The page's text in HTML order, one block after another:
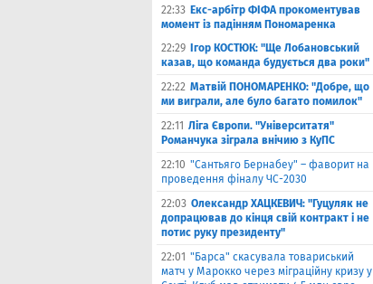
22:33 Екс-арбітр ФІФА прокоментував
момент із падінням Пономаренка
22:29
Ігор КОСТЮК: "Ще Лобановський
казав, що команда будується два роки"
22:22 Матвій ПОНОМАРЕНКО: "Добре, що
ми виграли, але було багато помилок"
22:11 Ліга Європи. "Університатя"
Романчука зіграла внічию з КуПС
22:10 "Сантьяго Бернабеу" – фаворит на
проведення фіналу ЧС-2030
22:03 Олександр ХАЦКЕВИЧ: "Гуцуляк не
допрацював до кінця свій контракт і не
потис руку президенту"
22:01 "Барса" скасувала товариський
матч у Марокко через міграційну кризу у